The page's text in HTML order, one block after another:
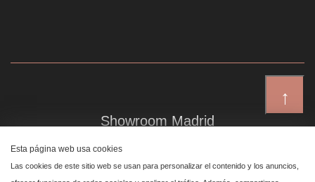
↑
Showroom Madrid
Plaza de Canalejas 6, 4 izq
Centro, 28014 Madrid
Esta página web usa cookies
Las cookies de este sitio web se usan para personalizar el contenido y los anuncios,